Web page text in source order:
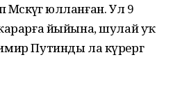
Мәскәүгә юлланған. Ул 9
йыйына, шулай уҡ
Путинды ла күрергә